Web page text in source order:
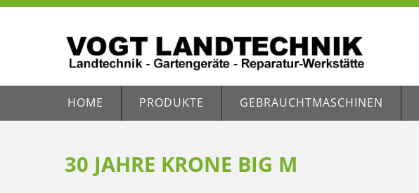
HOME PRODUKTE GEBRAUCHTMASCHINEN
30 JAHRE KRONE BIG M